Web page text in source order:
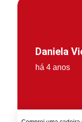
Daniela
há 4 anos